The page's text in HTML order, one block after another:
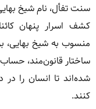
سنت تفأل، نام شیخ
کشف اسرار پنهان
منسوب به شیخ بهایی،
ساختار قانون‌مند،
شده‌اند تا انسان را
کنند.